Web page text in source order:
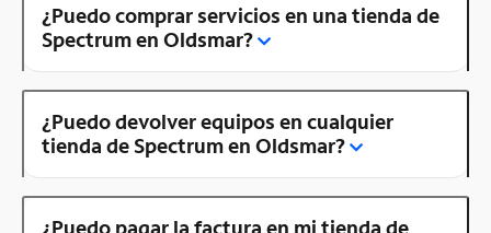
¿Puedo comprar servicios en una tienda de
Spectrum en Oldsmar?
¿Puedo devolver equipos en cualquier
tienda de Spectrum en Oldsmar?
¿Puedo pagar la factura en mi tienda de